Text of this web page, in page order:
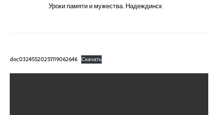
Уроки памяти и мужества. Надеждинск
doc03245520251119062646 Скачать